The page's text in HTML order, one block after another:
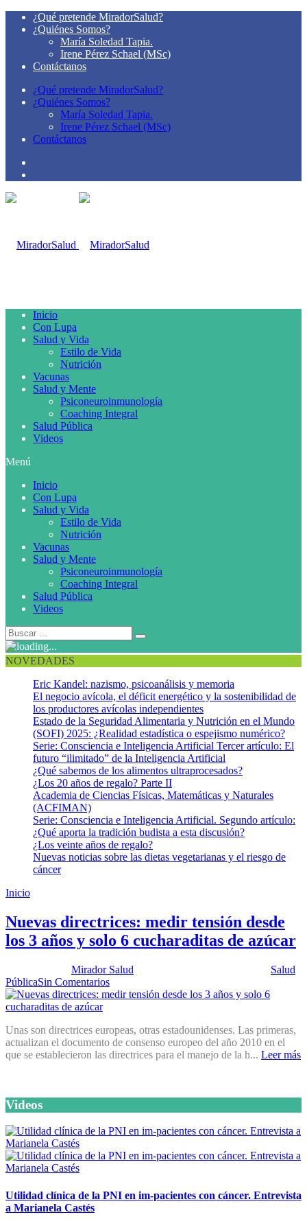
¿Qué pretende MiradorSalud?
¿Quiénes Somos?
María Soledad Tapia.
Irene Pérez Schael (MSc)
Contáctanos
¿Qué pretende MiradorSalud?
¿Quiénes Somos?
María Soledad Tapia.
Irene Pérez Schael (MSc)
Contáctanos
Inicio
Con Lupa
Salud y Vida
Estilo de Vida
Nutrición
Vacunas
Salud y Mente
Psiconeuroinmunología
Coaching Integral
Salud Pública
Videos
Menú
Inicio
Con Lupa
Salud y Vida
Estilo de Vida
Nutrición
Vacunas
Salud y Mente
Psiconeuroinmunología
Coaching Integral
Salud Pública
Videos
NOVEDADES
Eric Kandel: nazismo, psicoanálisis y memoria
El negocio avícola, el déficit energético y la sostenibilidad de
los productores avícolas independientes
Estado de la Seguridad Alimentaria y Nutrición en el Mundo
(SOFI) 2025: ¿Realidad estadística o espejismo numérico?
Serie: Consciencia e Inteligencia Artificial Tercer artículo: El
futuro “ilimitado” de la Inteligencia Artificial
¿Qué sabemos de los alimentos ultraprocesados?
¿Los 20 años de regalo? Parte II
Academia de Ciencias Físicas, Matemáticas y Naturales
(ACFIMAN)
Serie: Consciencia e Inteligencia Artificial. Segundo artículo:
¿Qué aporta la tradición budista a esta discusión?
¿Los veinte años de regalo?
Nuevas noticias sobre las dietas vegetarianas y el riesgo de
cáncer
Inicio
Nuevas directrices: medir tensión desde
los 3 años y solo 6 cucharaditas de azúcar
Mirador Salud
Salud
PúblicaSin Comentarios
Unas son directrices europeas, otras estadounidenses. Las primeras,
actualizan el documento de consenso europeo del año 2010 en el
que se establecieron las directrices para el manejo de la h... Leer más
Videos
Utilidad clínica de la PNI en im-pacientes con cáncer. Entrevista
a Marianela Castés